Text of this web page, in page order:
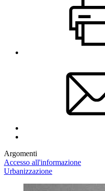
Argomenti
Accesso all'informazione
Urbanizzazione